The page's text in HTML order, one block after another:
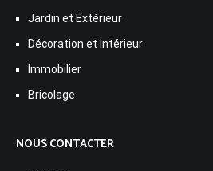
Jardin et Extérieur
Décoration et Intérieur
Immobilier
Bricolage
NOUS CONTACTER